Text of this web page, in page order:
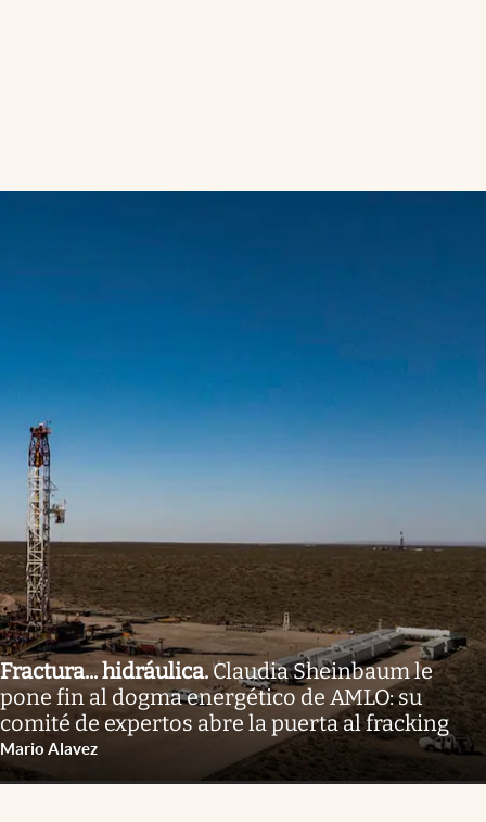
Fractura... hidráulica.Claudia Sheinbaum le
pone fin al dogma energético de AMLO: su
comité de expertos abre la puerta al fracking
Mario Alavez